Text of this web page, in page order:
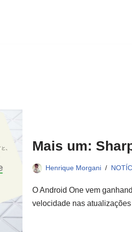
Mais um:
Henrique Morgani
O Android One vem
velocidade nas